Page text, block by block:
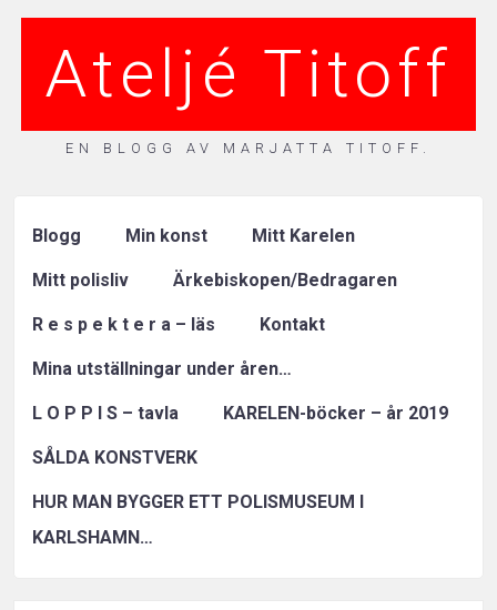
Ateljé Titoff
EN BLOGG AV MARJATTA TITOFF.
Blogg Min konst Mitt Karelen
Mitt polisliv Ärkebiskopen/Bedragaren
R e s p e k t e r a – läs Kontakt
Mina utställningar under åren…
L O P P I S – tavla KARELEN-böcker – år 2019
SÅLDA KONSTVERK
HUR MAN BYGGER ETT POLISMUSEUM I
KARLSHAMN…